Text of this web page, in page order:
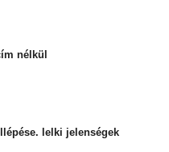
nélkül
lelki jelenségek